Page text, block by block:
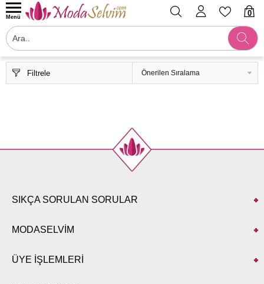
0
Menü
Filtrele
SIKÇA SORULAN SORULAR
MODASELVİM
ÜYE İŞLEMLERİ